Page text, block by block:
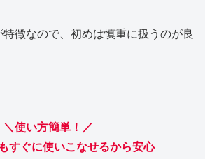
徴なので、初めは慎重に扱うのが良
＼使い方簡単！／
すぐに使いこなせるから安心